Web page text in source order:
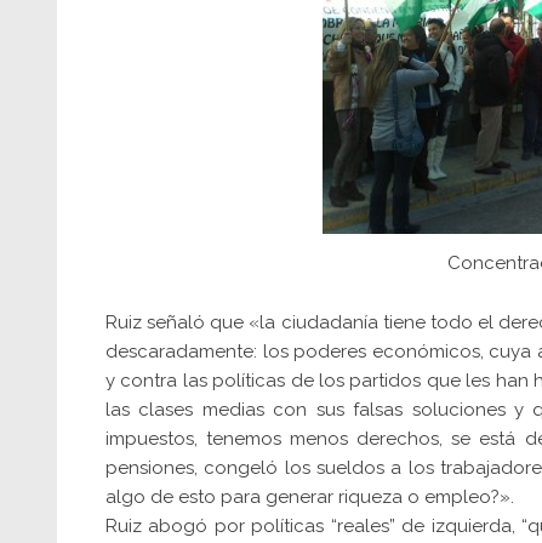
Ruiz señaló que «la ciudadanía tiene todo el
descaradamente: los poderes económicos,
y contra las políticas de los partidos que les han
las clases medias con sus falsas soluciones y
impuestos, tenemos menos derechos, se está
pensiones, congeló los sueldos a los
algo de esto para generar riqueza o empleo?».
Ruiz abogó por políticas “reales” de izquierda,